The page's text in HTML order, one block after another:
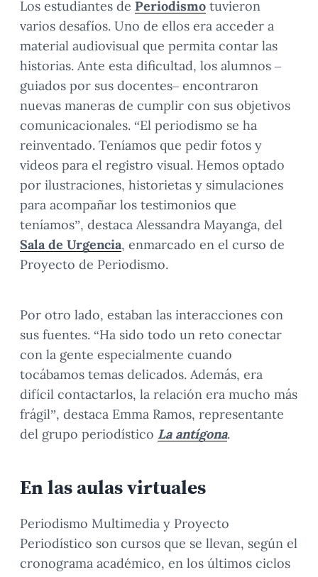
Los estudiantes de Periodismo tuvieron
varios desafíos. Uno de ellos era acceder a
material audiovisual que permita contar las
historias. Ante esta dificultad, los alumnos –
guiados por sus docentes– encontraron
nuevas maneras de cumplir con sus objetivos
comunicacionales. “El periodismo se ha
reinventado. Teníamos que pedir fotos y
videos para el registro visual. Hemos optado
por ilustraciones, historietas y simulaciones
para acompañar los testimonios que
teníamos”, destaca Alessandra Mayanga, del
Sala de Urgencia, enmarcado en el curso de
Proyecto de Periodismo.
Por otro lado, estaban las interacciones con
sus fuentes. “Ha sido todo un reto conectar
con la gente especialmente cuando
tocábamos temas delicados. Además, era
difícil contactarlos, la relación era mucho más
frágil”, destaca Emma Ramos, representante
del grupo periodístico La antígona.
En las aulas virtuales
Periodismo Multimedia y Proyecto
Periodístico son cursos que se llevan, según el
cronograma académico, en los últimos ciclos